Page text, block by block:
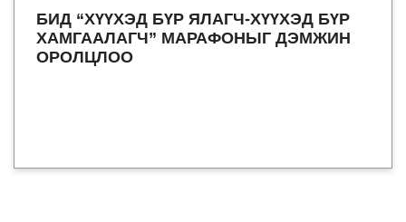
БИД “ХҮҮХЭД БҮР ЯЛАГЧ-ХҮҮХЭД БҮР
ХАМГААЛАГЧ” МАРАФОНЫГ ДЭМЖИН
ОРОЛЦЛОО